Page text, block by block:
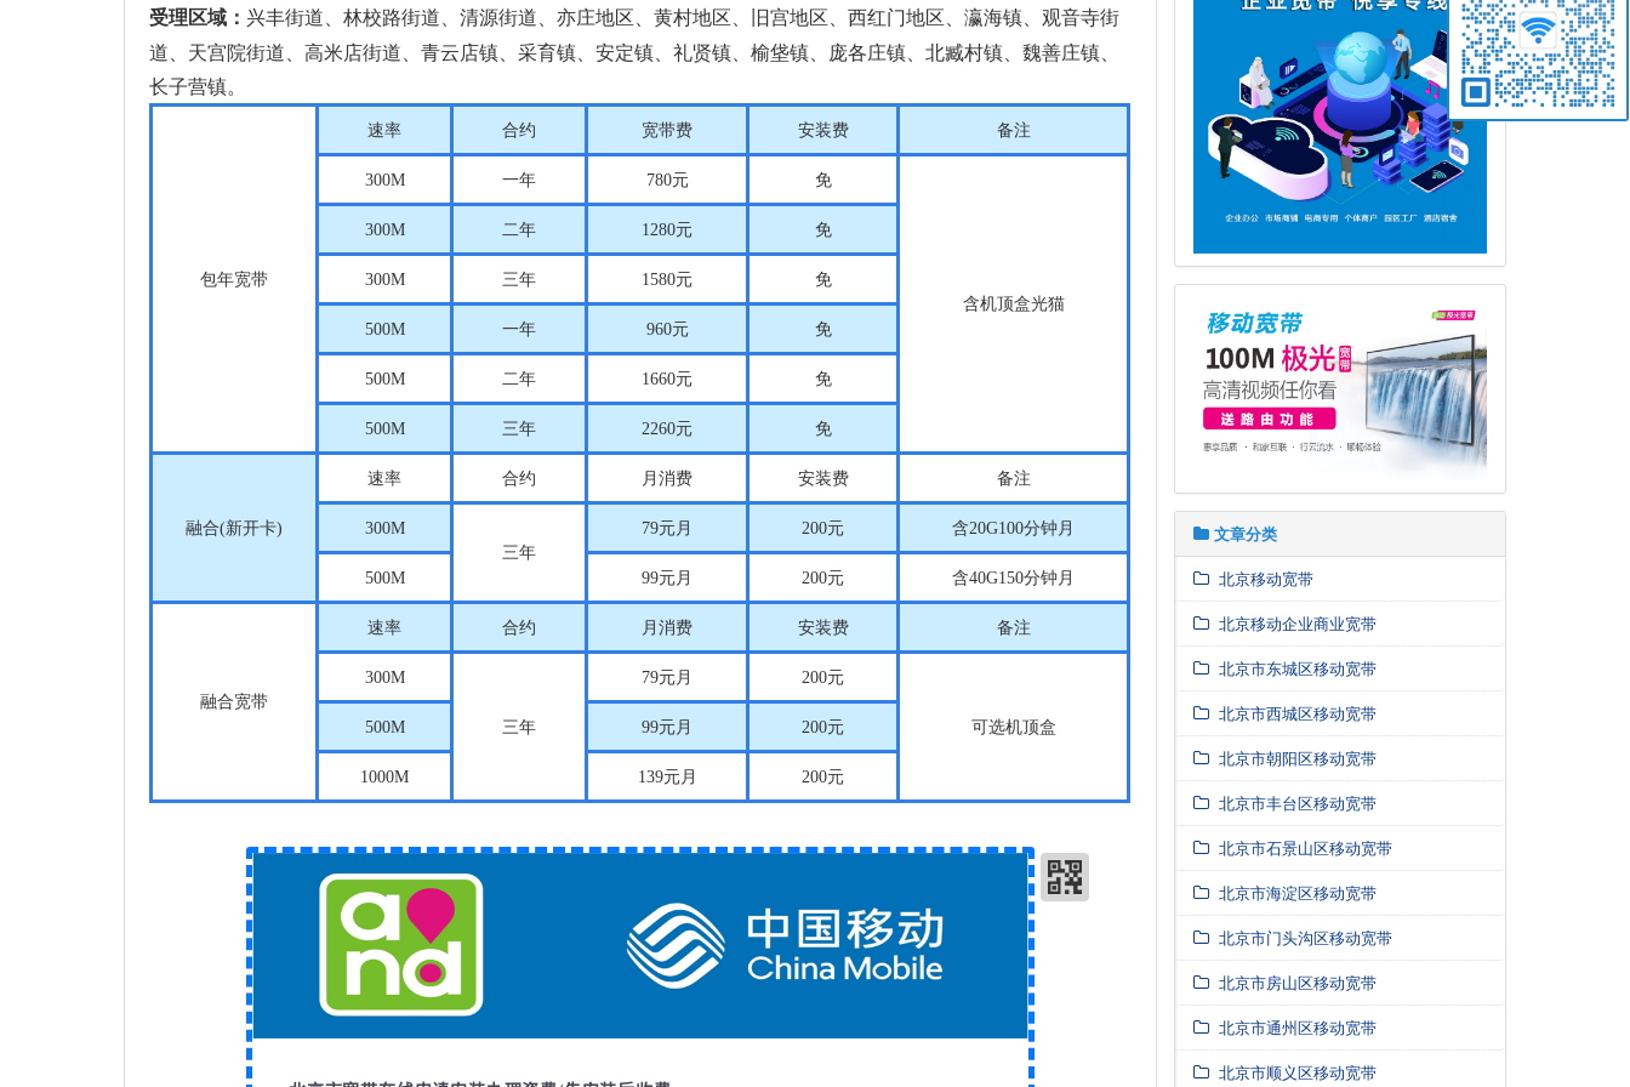
受理区域： 兴丰街道、林校路街道、清源街道、亦庄地区、黄村地区、旧宫地区、西红门地区、瀛海镇、观音寺街
道、天宫院街道、高米店街道、青云店镇、采育镇、安定镇、礼贤镇、榆垡镇、庞各庄镇、北臧村镇、魏善庄镇、
长子营镇。
包年宽带
速率 合约 宽带费 安装费 备注
300M 一年 780元 免
含机顶盒光猫
300M 二年 1280元 免
300M 三年 1580元 免
500M 一年 960元 免
500M 二年 1660元 免
500M 三年 2260元 免
融合(新开卡)
速率 合约 月消费 安装费 备注
300M
三年
79元月 200元 含20G100分钟月
500M 99元月 200元 含40G150分钟月
融合宽带
速率 合约 月消费 安装费 备注
300M
三年
79元月 200元
可选机顶盒
500M 99元月 200元
1000M 139元月 200元
文章分类
北京移动宽带
北京移动企业商业宽带
北京市东城区移动宽带
北京市西城区移动宽带
北京市朝阳区移动宽带
北京市丰台区移动宽带
北京市石景山区移动宽带
北京市海淀区移动宽带
北京市门头沟区移动宽带
北京市房山区移动宽带
北京市通州区移动宽带
北京市顺义区移动宽带